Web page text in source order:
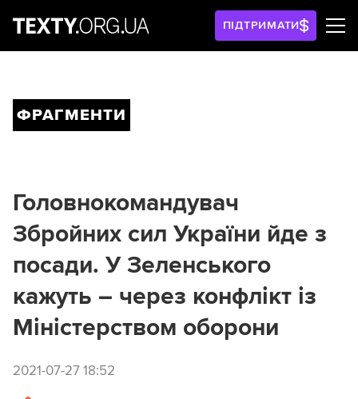
ПІДТРИМАТИ
ФРАГМЕНТИ
Головнокомандувач
Збройних сил України йде з
посади. У Зеленського
кажуть – через конфлікт із
Міністерством оборони
2021-07-27 18:52